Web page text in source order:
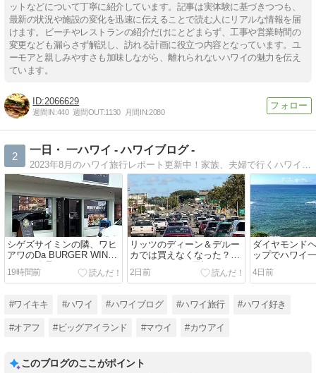
ットなどについて丁寧に紹介しています。記事は実体験に基づきつつも、
最新の状況や施設の変化を迅速に伝えることで読む人にリアルな情報を届
けます。ビーチやレストランの紹介だけにとどまらず、工事や営業時間の
変更なども漏らさず解説し、訪れる計画に役立つ内容となっています。ユ
ーモアと親しみやすさも加味しながら、離れられないハワイの魅力を伝え
ています。
2066629
週間IN:440 週間OUT:1130 月間IN:2080
2
一日・ 一ハワイ - ハワイブログ -
シゲズサイミンの隣、ワヒ
アワのDa BURGER WING
HUBの絶品クラフトバーガ
ー！目の前でかけてくれる
19時間前
リッツのディーン＆デルー
カでは買えなくなった？
Uber Factoryの元祖ウベタ
ルトを本店まで買いに来ま
う途中にぜひ立ち寄ってみ
てね。
2日前
ダイヤモンド
ップでハワイ
ケーションで
ーヒーを！ と
4日前
#ワイキキ #ハワイ #ハワイブログ #ハワイ旅行 #ハワイ好き
#オアフ #ビッグアイランド #マウイ #カウアイ
このブログのここがポイント